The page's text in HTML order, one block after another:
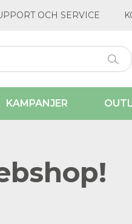
OCH SERVICE
KAMPANJER